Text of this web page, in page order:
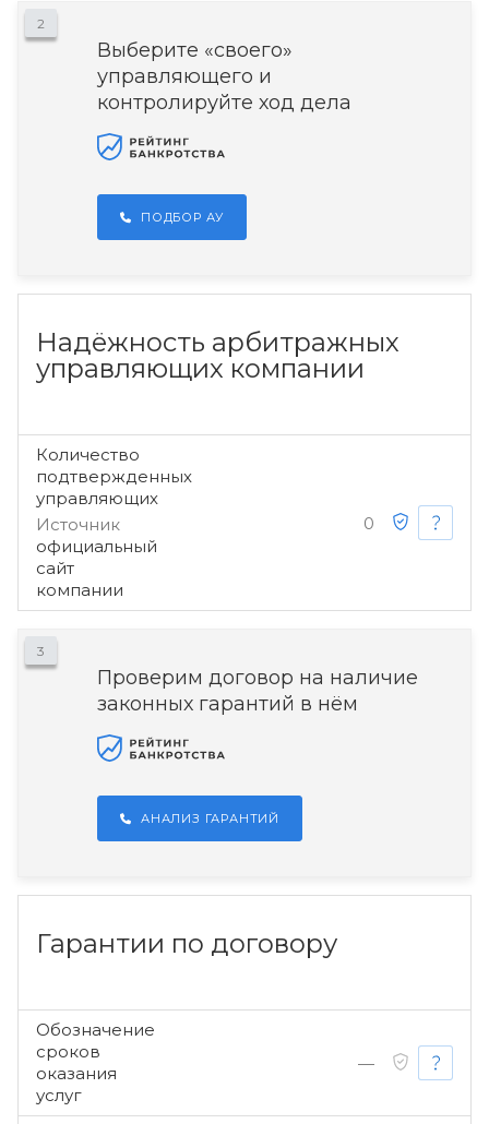
2
Выберите «своего»
управляющего и
контролируйте ход дела
ПОДБОР АУ
Надёжность арбитражных
управляющих компании
Количество
подтвержденных
управляющих
Источник
официальный
сайт
компании
0
3
Проверим договор на наличие
законных гарантий в нём
АНАЛИЗ ГАРАНТИЙ
Гарантии по договору
Обозначение
сроков
оказания
услуг
—